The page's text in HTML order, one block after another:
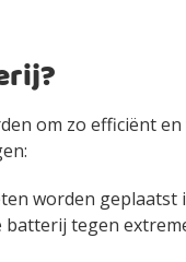
om zo efficiënt
worden geplaatst
tegen